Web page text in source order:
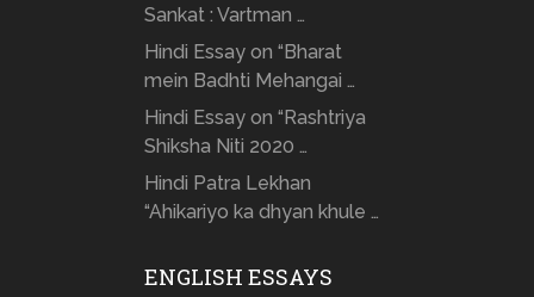
Sankat : Vartman …
Hindi Essay on “Bharat
mein Badhti Mehangai …
Hindi Essay on “Rashtriya
Shiksha Niti 2020 …
Hindi Patra Lekhan
“Ahikariyo ka dhyan khule …
ENGLISH ESSAYS